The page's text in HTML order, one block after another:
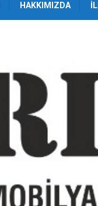
HAKKIMIZDA